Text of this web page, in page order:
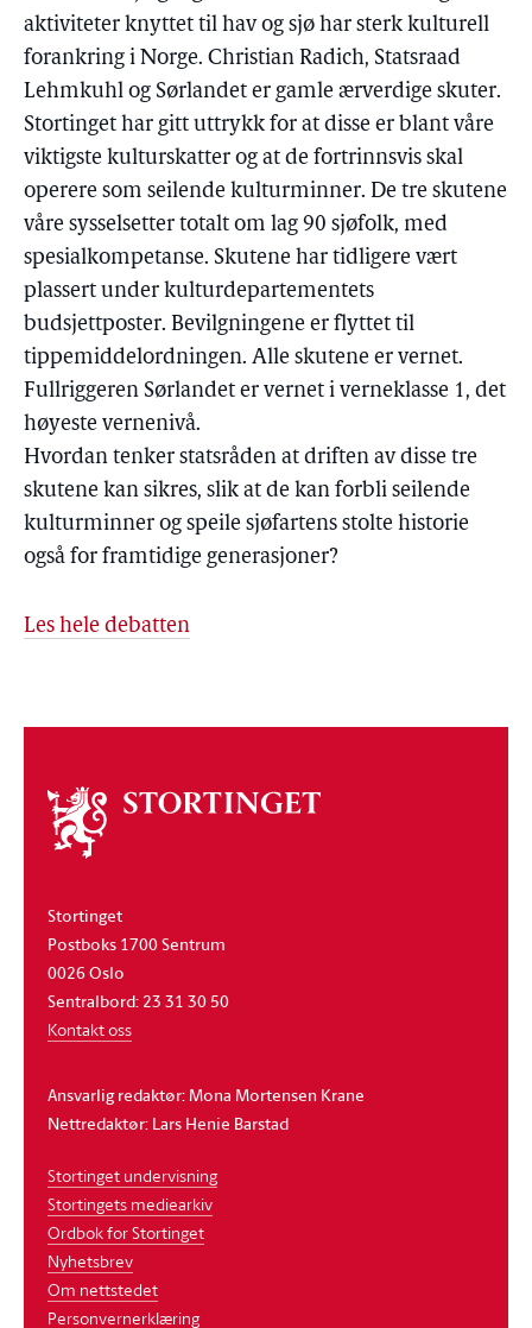
aktiviteter knyttet til hav og sjø har sterk kulturell
forankring i Norge. Christian Radich, Statsraad
Lehmkuhl og Sørlandet er gamle ærverdige skuter.
Stortinget har gitt uttrykk for at disse er blant våre
viktigste kulturskatter og at de fortrinnsvis skal
operere som seilende kulturminner. De tre skutene
våre sysselsetter totalt om lag 90 sjøfolk, med
spesialkompetanse. Skutene har tidligere vært
plassert under kulturdepartementets
budsjettposter. Bevilgningene er flyttet til
tippemiddelordningen. Alle skutene er vernet.
Fullriggeren Sørlandet er vernet i verneklasse 1, det
høyeste vernenivå.
Hvordan tenker statsråden at driften av disse tre
skutene kan sikres, slik at de kan forbli seilende
kulturminner og speile sjøfartens stolte historie
også for framtidige generasjoner?
Les hele debatten
Om
stortinget
Stortinget
Postboks 1700 Sentrum
0026 Oslo
Sentralbord: 23 31 30 50
Kontakt oss
Ansvarlig redaktør: Mona Mortensen Krane
Nettredaktør: Lars Henie Barstad
Stortinget undervisning
Stortingets mediearkiv
Ordbok for Stortinget
Nyhetsbrev
Om nettstedet
Personvernerklæring